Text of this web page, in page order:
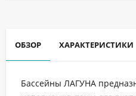
ОБЗОР ХАРАКТЕРИСТИКИ
Бассейны ЛАГУНА